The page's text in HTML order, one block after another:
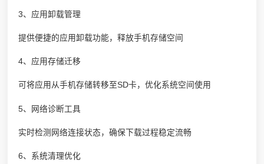
3、应用卸载管理
提供便捷的应用卸载功能，释放手机存储空间
4、应用存储迁移
可将应用从手机存储转移至SD卡，优化系统空间使用
5、网络诊断工具
实时检测网络连接状态，确保下载过程稳定流畅
6、系统清理优化